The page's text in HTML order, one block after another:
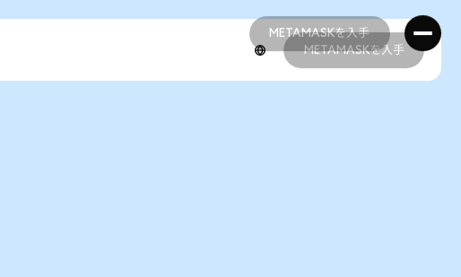
METAMASKを入手
METAMASKを入手
METAMASKを入手